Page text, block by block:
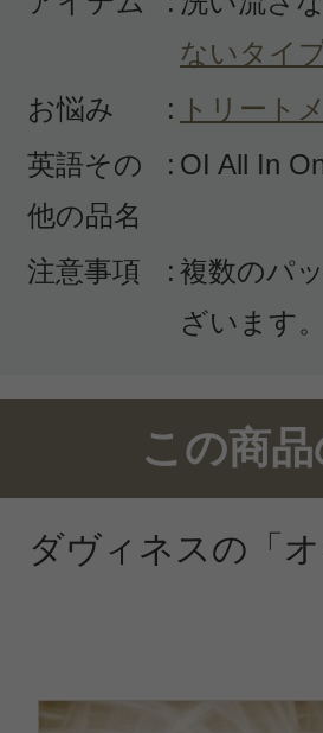
感じた効能：カラー
果/さらさら/ストレ
ア)
購入品：オイ ミルク
でも気になるような
じです。量に対し
ないタイ
お悩み
: トリート
英語その
他の品名
: OI All In
注意事項 : 複数のパ
ざいます。
この商
ダヴィネスの「